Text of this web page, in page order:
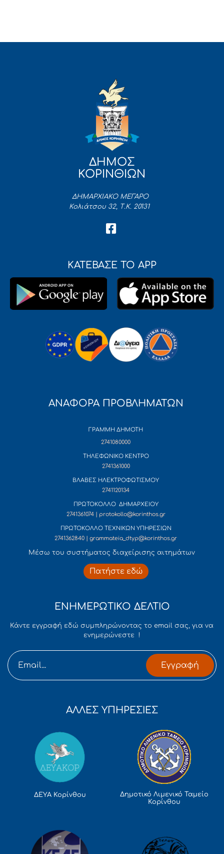
ΔΗΜΟΣ
ΚΟΡΙΝΘΙΩΝ
ΔΗΜΑΡΧΙΑΚΟ ΜΕΓΑΡΟ
Κολιάτσου 32, Τ.Κ. 20131
ΚΑΤΕΒΑΣΕ ΤΟ APP
ΑΝΑΦΟΡΑ ΠΡΟΒΛΗΜΑΤΩΝ
ΓΡΑΜΜΗ ΔΗΜΟΤΗ
2741080000
ΤΗΛΕΦΩΝΙΚΟ ΚΕΝΤΡΟ
2741361000
ΒΛΑΒΕΣ ΗΛΕΚΤΡΟΦΩΤΙΣΜΟΥ
2741120134
ΠΡΩΤΟΚΟΛΛΟ ΔΗΜΑΡΧΕΙΟΥ
2741361074 | protokollo@korinthos.gr
ΠΡΩΤΟΚΟΛΛΟ ΤΕΧΝΙΚΩΝ ΥΠΗΡΕΣΙΩΝ
2741362840 | grammateia_dtyp@korinthos.gr
Mέσω του συστήματος διαχείρισης αιτημάτων
Πατήστε εδώ
ΕΝΗΜΕΡΩΤΙΚΟ ΔΕΛΤΙΟ
Κάντε εγγραφή εδώ συμπληρώνοντας το email σας, για να
ενημερώνεστε !
Εγγραφή
ΑΛΛΕΣ ΥΠΗΡΕΣΙΕΣ
ΔΕΥΑ Κορίνθου
Δημοτικό Λιμενικό Ταμείο
Κορίνθου